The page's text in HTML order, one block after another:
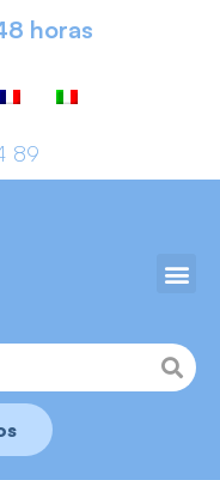
horas
89